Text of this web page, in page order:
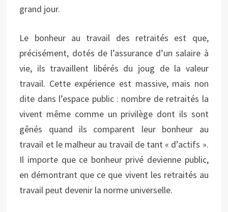
grand jour.
Le bonheur au travail des retraités est que,
précisément, dotés de l’assurance d’un salaire à
vie, ils travaillent libérés du joug de la valeur
travail. Cette expérience est massive, mais non
dite dans l’espace public : nombre de retraités la
vivent même comme un privilège dont ils sont
gênés quand ils comparent leur bonheur au
travail et le malheur au travail de tant « d’actifs ».
Il importe que ce bonheur privé devienne public,
en démontrant que ce que vivent les retraités au
travail peut devenir la norme universelle.